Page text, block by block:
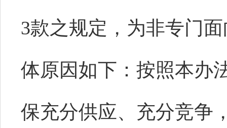
3款之规定，为非专门
体原因如下：按照本办
保充分供应、充分竞争